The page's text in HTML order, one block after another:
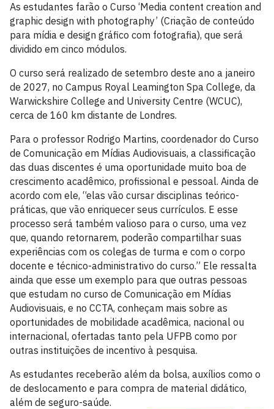
As estudantes farão o Curso ‘Media content creation and
graphic design with photography’ (Criação de conteúdo
para mídia e design gráfico com fotografia), que será
dividido em cinco módulos.
O curso será realizado de setembro deste ano a janeiro
de 2027, no Campus Royal Leamington Spa College, da
Warwickshire College and University Centre (WCUC),
cerca de 160 km distante de Londres.
Para o professor Rodrigo Martins, coordenador do Curso
de Comunicação em Mídias Audiovisuais, a classificação
das duas discentes é uma oportunidade muito boa de
crescimento acadêmico, profissional e pessoal. Ainda de
acordo com ele, “elas vão cursar disciplinas teórico-
práticas, que vão enriquecer seus currículos. E esse
processo será também valioso para o curso, uma vez
que, quando retornarem, poderão compartilhar suas
experiências com os colegas de turma e com o corpo
docente e técnico-administrativo do curso.” Ele ressalta
ainda que esse um exemplo para que outras pessoas
que estudam no curso de Comunicação em Mídias
Audiovisuais, e no CCTA, conheçam mais sobre as
oportunidades de mobilidade acadêmica, nacional ou
internacional, ofertadas tanto pela UFPB como por
outras instituições de incentivo à pesquisa.
As estudantes receberão além da bolsa, auxílios como o
de deslocamento e para compra de material didático,
além de seguro-saúde.